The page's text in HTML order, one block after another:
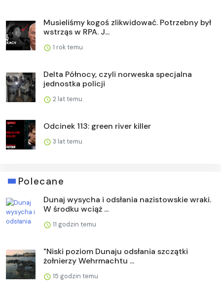
Musieliśmy kogoś zlikwidować. Potrzebny był
wstrząs w RPA. J...
1 rok temu
Delta Północy, czyli norweska specjalna
jednostka policji
2 lat temu
Odcinek 113: green river killer
3 lat temu
Polecane
Dunaj wysycha i odsłania nazistowskie wraki.
W środku wciąż ...
11 godzin temu
"Niski poziom Dunaju odsłania szczątki
żołnierzy Wehrmachtu ...
15 godzin temu